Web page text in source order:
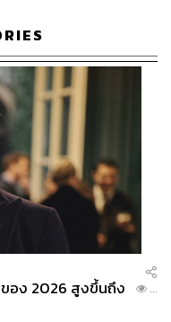
อง 2026 สูงขึ้นถึง
...